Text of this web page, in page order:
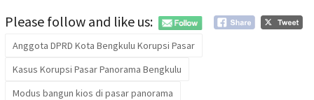
Please follow and like us:
Anggota DPRD Kota Bengkulu Korupsi Pasar
Kasus Korupsi Pasar Panorama Bengkulu
Modus bangun kios di pasar panorama